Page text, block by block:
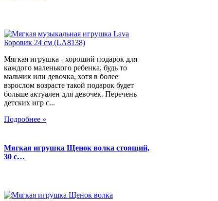
Мягкая игрушка - хороший подарок для
каждого маленького ребенка, будь то
мальчик или девочка, хотя в более
взрослом возрасте такой подарок будет
больше актуален для девочек. Перечень
детских игр с...
Подробнее »
Мягкая игрушка Щенок волка стоящий,
30 с…